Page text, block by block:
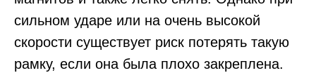
сильном ударе или на очень высокой
скорости существует риск потерять такую
рамку, если она была плохо закреплена.